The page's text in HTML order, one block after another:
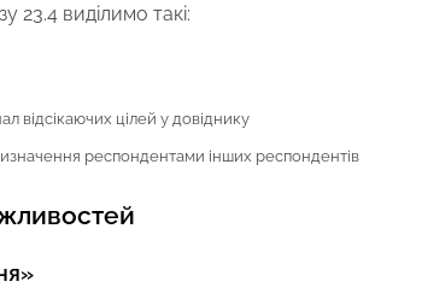
23.4 виділимо такі:
відсікаючих цілей у довіднику
респондентами інших респондентів